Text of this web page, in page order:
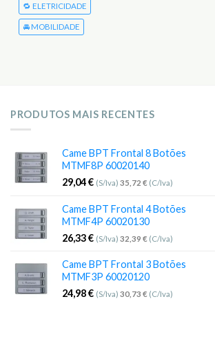
🔁 ELETRICIDADE
🚘 MOBILIDADE
PRODUTOS MAIS RECENTES
Came BPT Frontal 8 Botões
MTMF8P 60020140
29,04€ (S/Iva) 35,72 € (C/Iva)
Came BPT Frontal 4 Botões
MTMF4P 60020130
26,33€ (S/Iva) 32,39 € (C/Iva)
Came BPT Frontal 3 Botões
MTMF3P 60020120
24,98€ (S/Iva) 30,73 € (C/Iva)